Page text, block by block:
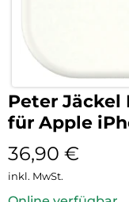
Peter Jäckel
für Apple
36,90 €
inkl. MwSt.